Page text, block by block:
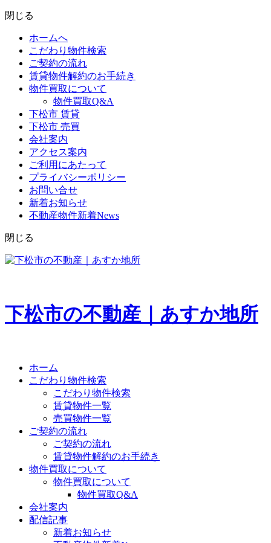
閉じる
ホームへ
こだわり物件検索
ご契約の流れ
賃貸物件解約のお手続き
物件買取について
物件買取Q&A
下松市 賃貸
下松市 売買
会社案内
アクセス案内
ご利用にあたって
プライバシーポリシー
お問い合せ
新着お知らせ
不動産物件新着News
閉じる
下松市の不動産｜あすか地所
ホーム
こだわり物件検索
こだわり物件検索
賃貸物件一覧
売買物件一覧
ご契約の流れ
ご契約の流れ
賃貸物件解約のお手続き
物件買取について
物件買取について
物件買取Q&A
会社案内
配信記事
新着お知らせ